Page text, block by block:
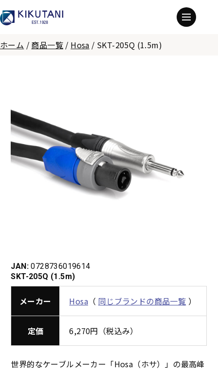
ホーム / 商品一覧 / Hosa / SKT-205Q (1.5m)
JAN: 0728736019614
SKT-205Q (1.5m)
メーカー Hosa （ 同じブランドの商品一覧 ）
定価 6,270円（税込み）
世界的なケーブルメーカー「Hosa（ホサ）」の最高峰